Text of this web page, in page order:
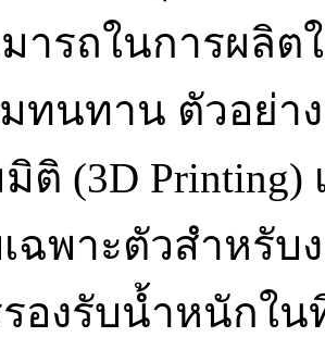
ารถในการผลิ
ทนทาน ตัวอย่า
ติ (3D
ฉพาะตัวสำหรั
รองรับน้ำหนักใ